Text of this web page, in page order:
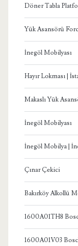
Döner Tabla
Yük Asansörü
İnegöl Mobilyası
Hayır Lokması |
Makaslı Yük
İnegöl Mobilyası
İnegöl Mobilya |
Çınar Çekici
Bakırköy Alkollü
1600A01TH8
1600A01V03